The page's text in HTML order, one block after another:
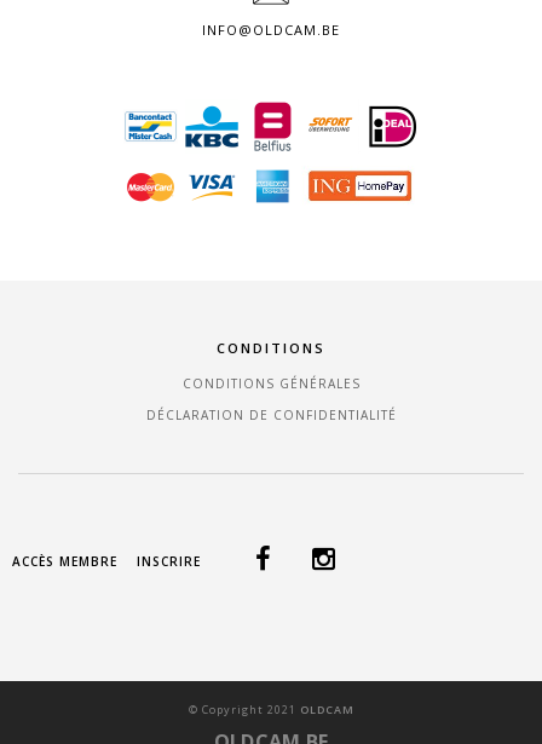
INFO@OLDCAM.BE
CONDITIONS
CONDITIONS GÉNÉRALES
DÉCLARATION DE CONFIDENTIALITÉ
ACCÈS MEMBRE INSCRIRE
© Copyright 2021 OLDCAM